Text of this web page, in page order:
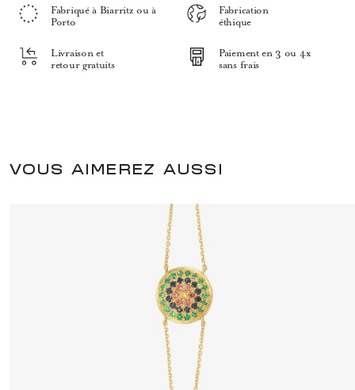
Fabriqué à Biarritz ou à
Porto
Fabrication
éthique
Livraison et
retour gratuits
Paiement en 3 ou 4x
sans frais
VOUS AIMEREZ AUSSI